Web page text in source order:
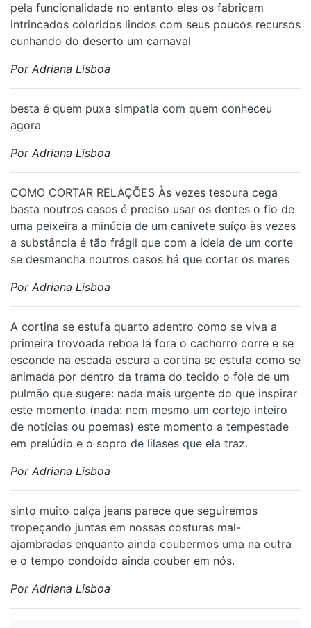
pela funcionalidade no entanto eles os fabricam
intrincados coloridos lindos com seus poucos recursos
cunhando do deserto um carnaval
Por Adriana Lisboa
⁠besta é quem puxa simpatia com quem conheceu
agora
Por Adriana Lisboa
COMO CORTAR RELAÇÕES Às vezes tesoura cega
basta noutros casos é preciso usar os dentes o fio de
uma peixeira a minúcia de um canivete suíço às vezes
a substância é tão frágil que com a ideia de um corte
se desmancha noutros casos há que cortar os mares
Por Adriana Lisboa
A cortina se estufa quarto adentro como se viva a
primeira trovoada reboa lá fora o cachorro corre e se
esconde na escada escura a cortina se estufa como se
animada por dentro da trama do tecido o fole de um
pulmão que sugere: nada mais urgente do que inspirar
este momento (nada: nem mesmo um cortejo inteiro
de notícias ou poemas) este momento a tempestade
em prelúdio e o sopro de lilases que ela traz.
Por Adriana Lisboa
sinto muito calça jeans parece que seguiremos
tropeçando juntas em nossas costuras mal-
ajambradas enquanto ainda coubermos uma na outra
e o tempo condoído ainda couber em nós.
Por Adriana Lisboa